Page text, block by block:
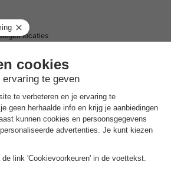
locaties
Toon prijzen